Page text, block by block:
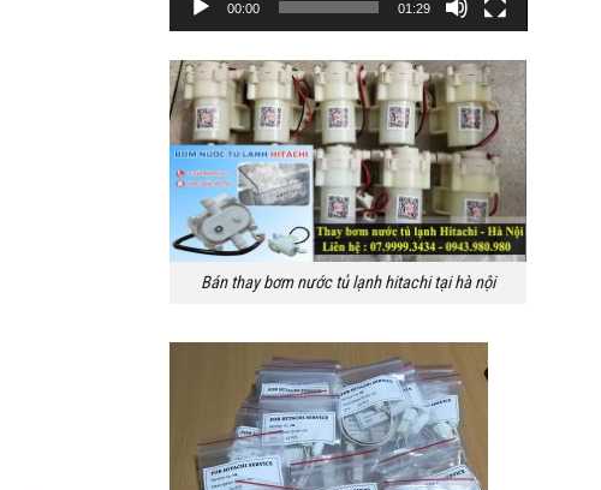
00:00 01:29
Bán thay bơm nước tủ lạnh hitachi tại hà nội